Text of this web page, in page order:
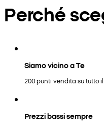
Perché
Siamo vicino a Te
200 punti vendita su tutto
Prezzi bassi sempre